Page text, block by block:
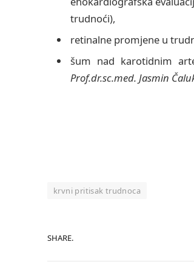
trudnoći),
retinalne promjene u
šum nad karotidnim
Prof.dr.sc.med. Jasmin
krvni pritisak trudnoca
SHARE.